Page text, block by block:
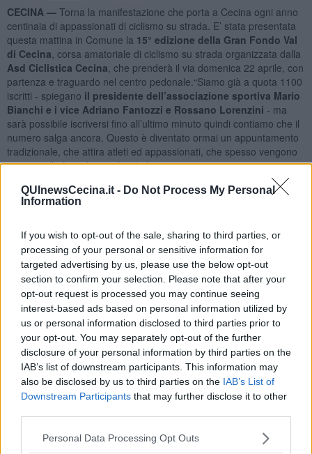
QUInewsCecina.it - Do Not Process My Personal
Information
If you wish to opt-out of the sale, sharing to third parties, or
processing of your personal or sensitive information for
targeted advertising by us, please use the below opt-out
section to confirm your selection. Please note that after your
opt-out request is processed you may continue seeing
interest-based ads based on personal information utilized by
us or personal information disclosed to third parties prior to
your opt-out. You may separately opt-out of the further
disclosure of your personal information by third parties on the
IAB’s list of downstream participants. This information may
also be disclosed by us to third parties on the IAB’s List of
Downstream Participants that may further disclose it to other
Personal Data Processing Opt Outs
CECINA — Torna la manifestazione che porta a Cecina ogni anno
centinaia di appassionati di ciclismo su strada. E’ stata presentata
questa mattina in Comune la 15° edizione della Gran Fondo Val
di Cecina , corsa amatoriale di ciclismo su strada organizzata dalla
Asd Ciclistica Cecina , che prenderà il via domenica 22 aprile, con
partenza e traguardo nel centro pedonale.“Siamo già a quota 1100
iscritti - spiegano il presidente dell’associazione sportiva Mario
Bianchi e i vice Adriano Fantozzi e Rossano Lorenzini - ma
sarà possibile iscriversi fino all’ultimo minuto quindi contiamo che il
numero salga ancora. Questo è diventato ormai un appuntamento
tradizionale, che attira atleti ed appassionati, che spesso vengono
insieme alle famiglie, anche da fuori regione”.
La corsa prevede due percorsi:uno corto, di 83,3 km, e uno
lungo, di 131,3 km. L’itinerario tocca Bibbona, Casale e si divide in
e Pomarance per poi rincongiungersi e scendere fino a Casa
Giusti, quindi a Montescudaio, Guardistallo, Casale e nuovamente
Cecina, con gli arrivi previsti a partire da mezzogiorno fino al
pomeriggio. Il centro logistico della manifestazione è al DopoLavoro
Ferroviario ed è qui che si terrà il pasta party a fine gara (lungo il
percorso sono stati individuati tre punti ristoro).
La corsa è stata preceduta dalla “Ciclovagando”, evento di
cicloturismo, dello scorso 10 marzo e vedrà questo sabato un
mercatino espositivo allestito in piazza Guerrazzi. "Si tratta di
manifestazioni molto importanti per noi - ha sottolineato
-,
fondamentali perché ci permettono di divulgare l’immagine di